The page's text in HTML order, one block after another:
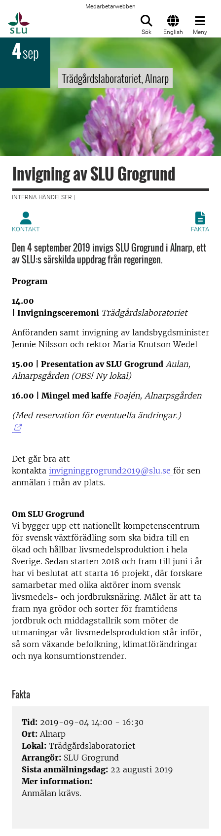
Medarbetarwebben
Sök English Meny
4sep
Trädgårdslaboratoriet, Alnarp
Invigning av SLU Grogrund
INTERNA HÄNDELSER |
KONTAKT FAKTA
Den 4 september 2019 invigs SLU Grogrund i Alnarp, ett
av SLU:s särskilda upp­drag från regeringen.
Program
14.00
Invigningsceremoni Trädgårdslaboratoriet
Anföranden samt invigning av landsbygdsminister
Jennie Nilsson och rektor Maria Knutson Wedel
15.00 | Presentation av SLU Grogrund Aulan,
Alnarpsgården (OBS! Ny lokal)
16.00 | Mingel med kaffe Foajén, Alnarpsgården
(Med reservation för eventuella ändringar.)
Det går bra att
kontakta invigninggrogrund2019@slu.se för sen
anmälan i mån av plats.
Om SLU Grogrund
Vi bygger upp ett nationellt kompetenscentrum
för svensk växtförädling som ska bidra till en
ökad och hållbar livsmedelsproduktion i hela
Sverige. Sedan starten 2018 och fram till juni i år
har vi beslutat att starta 16 projekt, där forskare
samarbetar med olika aktörer inom svensk
livsmedels- och jordbruksnäring. Målet är att ta
fram nya grödor och sorter för framtidens
jordbruk och middagstallrik som möter de
utmaningar vår livsmedelsproduktion står inför,
så som växande befolkning, klimatförändringar
och nya konsumtionstrender.
Fakta
Tid: 2019-09-04 14:00 - 16:30
Ort: Alnarp
Lokal: Trädgårdslaboratoriet
Arrangör: SLU Grogrund
Sista anmälningsdag: 22 augusti 2019
Mer information:
Anmälan krävs.